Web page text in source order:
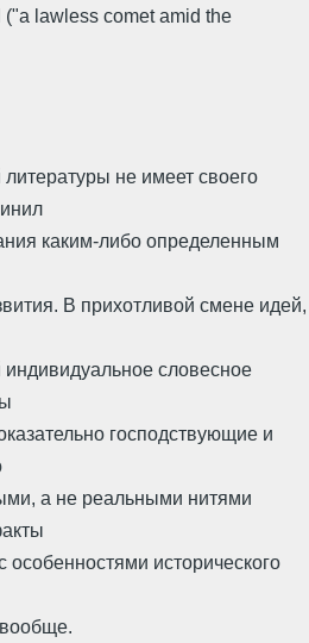
lawless comet amid the
не имеет своего
каким-либо определенным
В прихотливой смене идей,
словесное
господствующие и
а не реальными нитями
исторического